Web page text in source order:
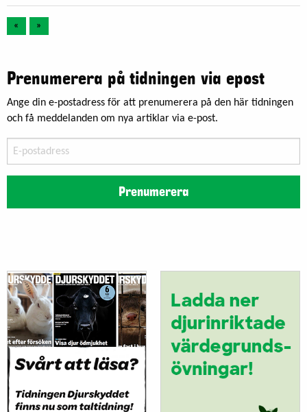
« »
Prenumerera på tidningen via epost
Ange din e-postadress för att prenumerera på den här tidningen
och få meddelanden om nya artiklar via e-post.
postadress
Prenumerera